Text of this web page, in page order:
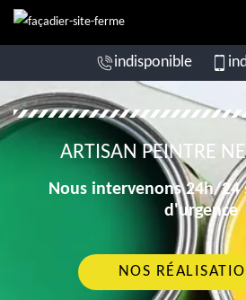
indisponible
ARTISAN PEINTRE
Nous intervenons 24h/24
d'urgence
NOS